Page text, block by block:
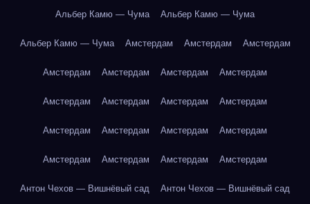
Альбер Камю — Чума Альбер Камю — Чума
Альбер Камю — Чума Амстердам Амстердам Амстердам
Амстердам Амстердам Амстердам Амстердам
Амстердам Амстердам Амстердам Амстердам
Амстердам Амстердам Амстердам Амстердам
Амстердам Амстердам Амстердам Амстердам
Антон Чехов — Вишнёвый сад Антон Чехов — Вишнёвый сад